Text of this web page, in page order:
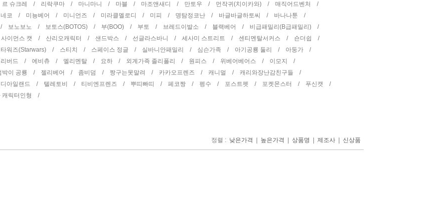
르 슈크레 / 리락쿠마 / 마니마니 / 마블 / 마조앤새디 / 만토우 / 먼작귀(치이카와) / 매직어드벤처 /
네코 / 미뇽베어 / 미니언즈 / 미라클멜로디 / 미피 / 명탐정코난 / 바글바글하토씨 / 바나나툰 /
/ 보노보노 / 보토스(BOTOS) / 부(BOO) / 부토 / 브레드이발소 / 블랙베어 / 비급패밀리(B급패밀리) /
사이먼스 캣 / 산리오캐릭터 / 샌드박스 / 선글라스바니 / 세사미 스트리트 / 센티멘탈서커스 / 숀더쉽 /
타워즈(Starwars) / 스티치 / 스페이스 정글 / 실바니안패밀리 / 심슨가족 / 아기공룡 둘리 / 아둥가 /
리버드 / 에비츄 / 엘리멘탈 / 요하 / 외계가족 졸리폴리 / 원피스 / 위베어베어스 / 이모지 /
박이 공룡 / 젤리베어 / 좀비덤 / 짱구는못말려 / 카카오프렌즈 / 캐니멀 / 캐리와장난감친구들 /
디아일랜드 / 텔레토비 / 티비엔프렌즈 / 뿌띠빠띠 / 페코짱 / 펭수 / 포스트펫 / 포켓몬스터 / 푸신캣 /
캐릭터인형 /
정렬 : 낮은가격 높은가격 상품명 제조사 신상품